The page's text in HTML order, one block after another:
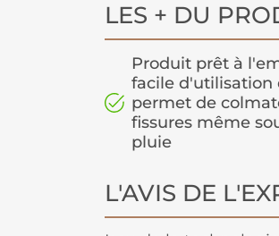
LES + DU
Produit prêt à
facile d'utilisation
permet de
fissures même
pluie
L'AVIS DE